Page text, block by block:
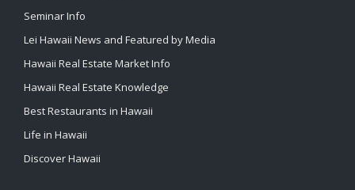
Seminar Info
Lei Hawaii News and Featured by Media
Hawaii Real Estate Market Info
Hawaii Real Estate Knowledge
Best Restaurants in Hawaii
Life in Hawaii
Discover Hawaii